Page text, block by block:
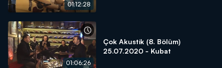
01:12:28
01:06:26
Çok Akustik (8. Bölüm)
25.07.2020 - Kubat